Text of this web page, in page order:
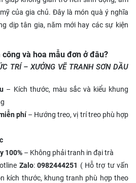
của gia chủ. Đây là món quà ý nghĩa
dịp tân gia, năm mới hay các sự kiện
và hoa mẫu đơn ở đâu?
TRÍ – XƯỞNG VẼ TRANH SƠN DẦU
– Kích thước, màu sắc và kiểu khung
phí– Hướng treo, vị trí treo phù hợp
100% – Không phải tranh in đại trà
Zalo:0982444251 ( Hỗ trợ tư vấn
kích thước, khung tranh phù hợp theo